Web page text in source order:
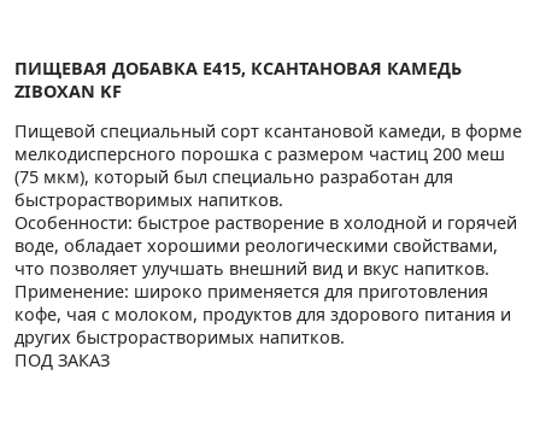
ПИЩЕВАЯ ДОБАВКА E415, КСАНТАНОВАЯ КАМЕДЬ
ZIBOXAN KF
Пищевой специальный сорт ксантановой камеди, в форме
мелкодисперсного порошка с размером частиц 200 меш
(75 мкм), который был специально разработан для
быстрорастворимых напитков.
Особенности: быстрое растворение в холодной и горячей
воде, обладает хорошими реологическими свойствами,
что позволяет улучшать внешний вид и вкус напитков.
Применение: широко применяется для приготовления
кофе, чая с молоком, продуктов для здорового питания и
других быстрорастворимых напитков.
ПОД ЗАКАЗ